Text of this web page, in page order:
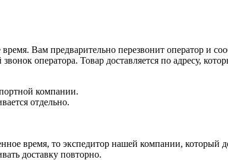
Вам предварительно перезвонит оператор и
оператора. Товар доставляется по адресу,
компании.
отдельно.
время, то экспедитор нашей компании, который
доставку повторно.